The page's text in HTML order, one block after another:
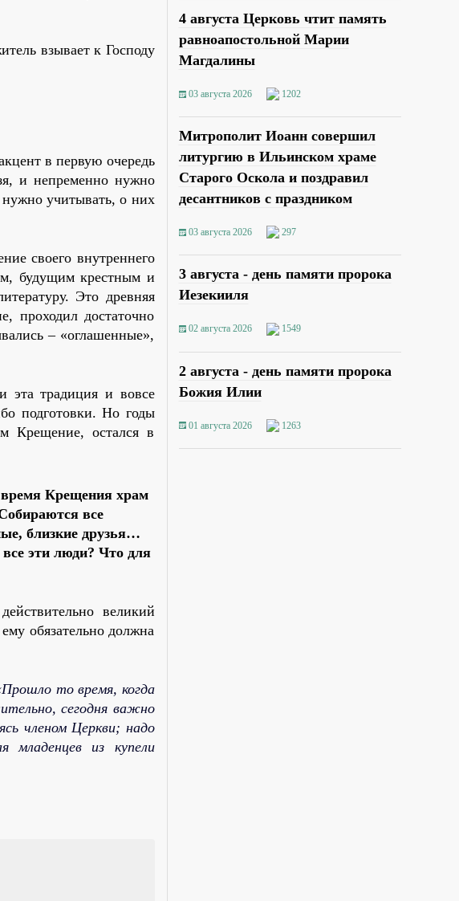
взывает к Господу
в первую очередь
и непременно нужно
учитывать, о них
своего внутреннего
будущим крестным и
Это древняя
проходил достаточно
– «оглашенные»,
эта традиция и вовсе
подготовки. Но годы
Крещение, остался в
время Крещения храм
все
близкие друзья…
эти люди? Что для
великий
обязательно должна
то время, когда
сегодня важно
членом Церкви; надо
младенцев из купели
4 августа Церковь чтит память
равноапостольной Марии
Магдалины
03 августа 2026 1202
Митрополит Иоанн совершил
литургию в Ильинском храме
Старого Оскола и поздравил
десантников с праздником
03 августа 2026 297
3 августа - день памяти пророка
Иезекииля
02 августа 2026 1549
2 августа - день памяти пророка
Божия Илии
01 августа 2026 1263